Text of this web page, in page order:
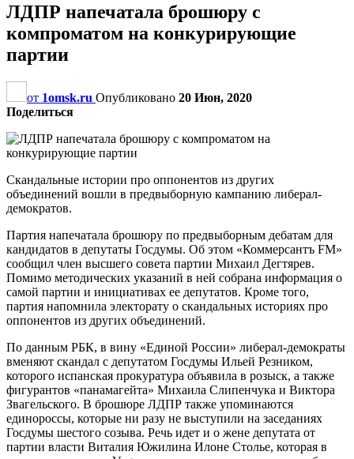
ЛДПР напечатала брошюру с
компроматом на конкурирующие
партии
от 1omsk.ru Опубликовано 20 Июн, 2020
Поделиться
Скандальные истории про оппонентов из других
объединений вошли в предвыборную кампанию либерал-
демократов.
Партия напечатала брошюру по предвыборным дебатам для
кандидатов в депутаты Госдумы. Об этом «Коммерсантъ FM»
сообщил член высшего совета партии Михаил Дегтярев.
Помимо методических указаний в ней собрана информация о
самой партии и инициативах ее депутатов. Кроме того,
партия напомнила электорату о скандальных историях про
оппонентов из других объединений.
По данным РБК, в вину «Единой России» либерал-демократы
вменяют скандал с депутатом Госдумы Ильей Резником,
которого испанская прокуратура объявила в розыск, а также
фигурантов «панамагейта» Михаила Слипенчука и Виктора
Звагельского. В брошюре ЛДПР также упоминаются
единороссы, которые ни разу не выступили на заседаниях
Госдумы шестого созыва. Речь идет и о жене депутата от
партии власти Виталия Южилина Илоне Столье, которая в